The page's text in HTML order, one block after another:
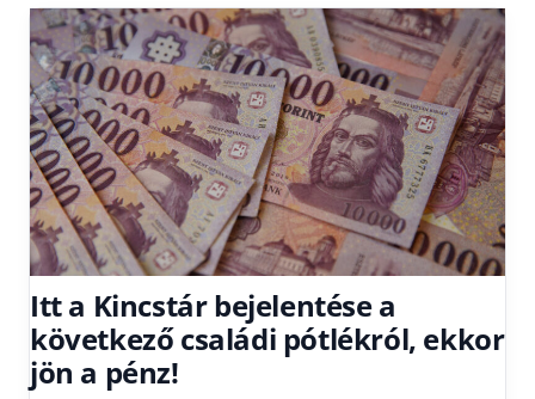
Itt a Kincstár bejelentése a
következő családi pótlékról, ekkor
jön a pénz!